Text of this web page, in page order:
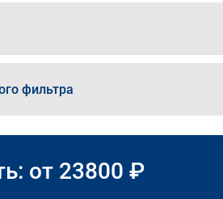
фильтра
от 23800 ₽